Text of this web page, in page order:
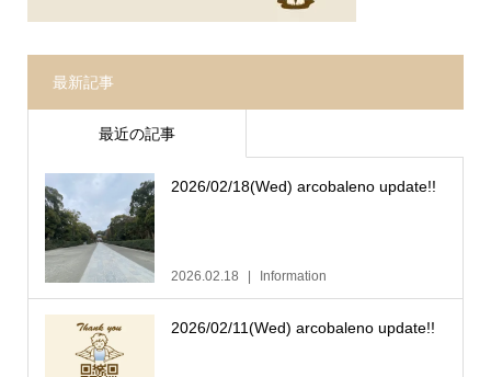
最新記事
最近の記事
2026/02/18(Wed) arcobaleno update!!
2026.02.18 Information
2026/02/11(Wed) arcobaleno update!!